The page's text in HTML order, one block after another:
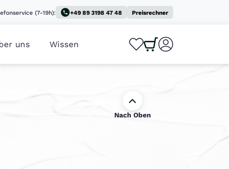
(7-19h): +49 89 3198 47 48 Preisrechner
uns Wissen 0
Nach Oben